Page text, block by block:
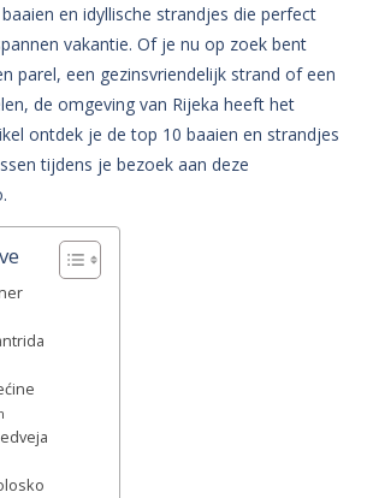
en idyllische strandjes die perfect
vakantie. Of je nu op zoek bent
parel, een gezinsvriendelijk strand of een
de omgeving van Rijeka heeft het
ontdek je de top 10 baaien en strandjes
tijdens je bezoek aan deze